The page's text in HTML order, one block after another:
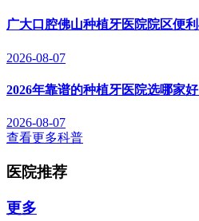
广大口腔佛山种植牙医院院区便
2026-08-07
2026年靠谱的种植牙医院选哪家
2026-08-07
查看更多科普
医院推荐
更多